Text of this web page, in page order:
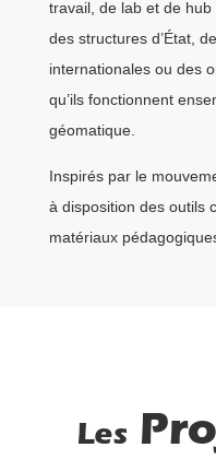
travail, de lab et de
des structures d’État,
internationales ou des
qu’ils fonctionnent
géomatique.
Inspirés par le
à disposition des outils
matériaux
Les